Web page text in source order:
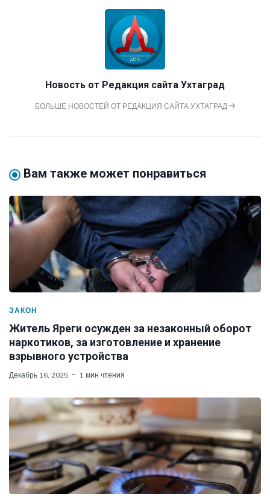
Новость от Редакция сайта Ухтаград
БОЛЬШЕ НОВОСТЕЙ ОТ РЕДАКЦИЯ САЙТА УХТАГРАД
Вам также может понравиться
ЗАКОН
Житель Яреги осужден за незаконный оборот
наркотиков, за изготовление и хранение
взрывного устройства
Декабрь 16, 2025 1 мин чтения